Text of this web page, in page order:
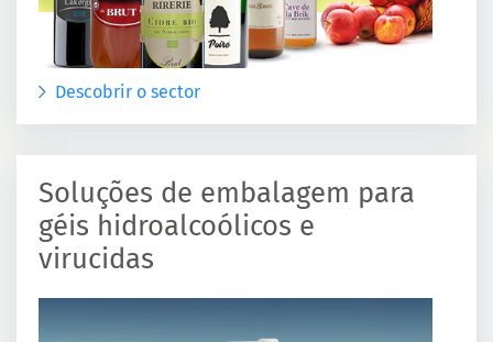
Descobrir o sector
Soluções de embalagem para
géis hidroalcoólicos e
virucidas